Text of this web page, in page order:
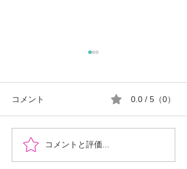
『時を超えた、ふたりの
物語』あなたの心に小さ
コメント 0.0 / 5（0）
コメントと評価...